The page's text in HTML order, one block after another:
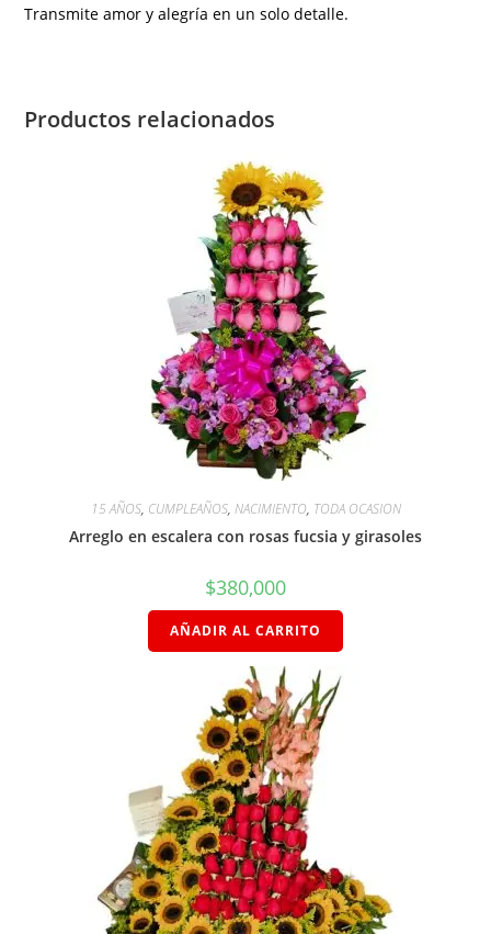
Transmite amor y alegría en un solo detalle.
Productos relacionados
15 AÑOS, CUMPLEAÑOS, NACIMIENTO, TODA OCASION
Arreglo en escalera con rosas fucsia y girasoles
$380,000
AÑADIR AL CARRITO